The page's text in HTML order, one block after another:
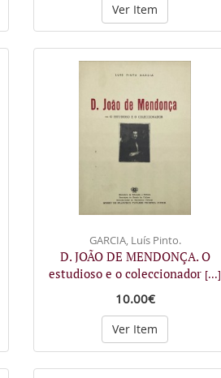
Ver Item
GARCIA, Luís Pinto.
D. JOÃO DE MENDONÇA. O
estudioso e o coleccionador [...]
10.00€
Ver Item